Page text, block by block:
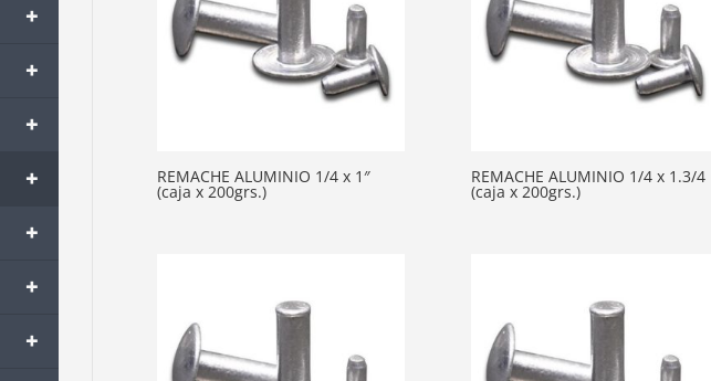
REMACHE ALUMINIO 1/4 x 1″
(caja x 200grs.)
REMACHE ALUMINIO 1/4 x 1.3/4
(caja x 200grs.)
+
+
+
+
+
+
+